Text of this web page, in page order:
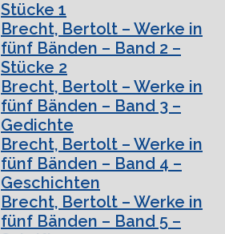
Stücke 1
Brecht, Bertolt – Werke in
fünf Bänden – Band 2 –
Stücke 2
Brecht, Bertolt – Werke in
fünf Bänden – Band 3 –
Gedichte
Brecht, Bertolt – Werke in
fünf Bänden – Band 4 –
Geschichten
Brecht, Bertolt – Werke in
fünf Bänden – Band 5 –